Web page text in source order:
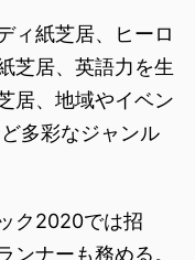
ィ紙芝居、ヒーロ
芝居、英語力を生
居、地域やイベン
多彩なジャンル
ク2020では招
ンナーも務める。